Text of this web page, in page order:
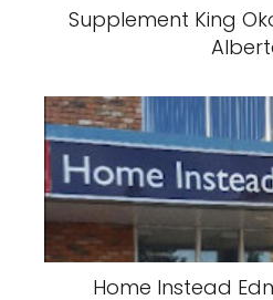
Supplement King
Home Instead